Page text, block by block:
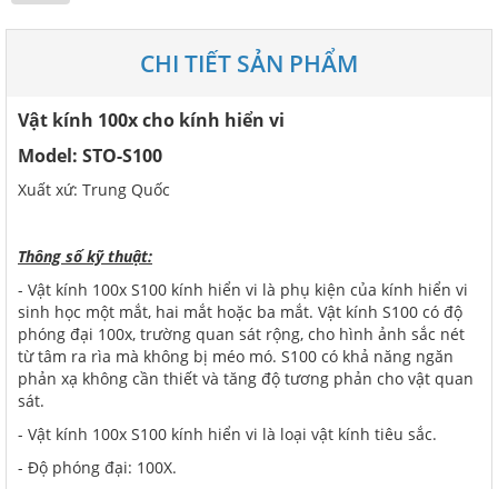
CHI TIẾT SẢN PHẨM
Vật kính 100x cho kính hiển vi
Model: STO-S100
Xuất xứ: Trung Quốc
Thông số kỹ thuật:
- Vật kính 100x S100 kính hiển vi là phụ kiện của kính hiển vi
sinh học một mắt, hai mắt hoặc ba mắt. Vật kính S100 có độ
phóng đại 100x, trường quan sát rộng, cho hình ảnh sắc nét
từ tâm ra rìa mà không bị méo mó. S100 có khả năng ngăn
phản xạ không cần thiết và tăng độ tương phản cho vật quan
sát.
- Vật kính 100x S100 kính hiển vi là loại vật kính tiêu sắc.
- Độ phóng đại: 100X.